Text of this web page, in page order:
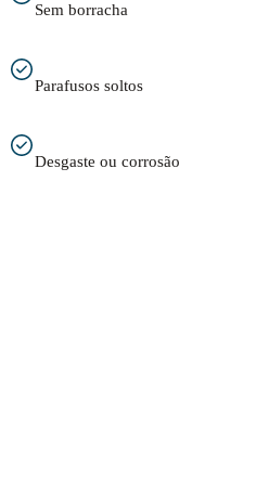
Sem borracha
Parafusos soltos
Desgaste ou corrosão